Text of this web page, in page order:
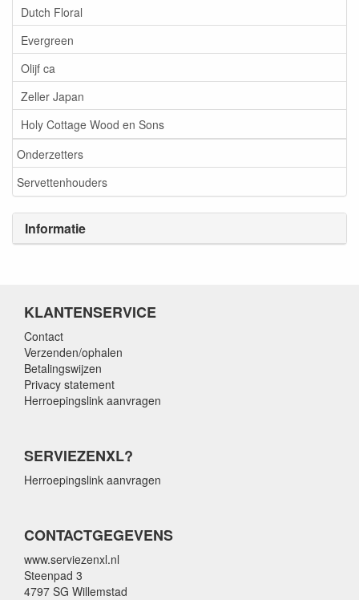
Dutch Floral
Evergreen
Olijf ca
Zeller Japan
Holy Cottage Wood en Sons
Onderzetters
Servettenhouders
Informatie
KLANTENSERVICE
Contact
Verzenden/ophalen
Betalingswijzen
Privacy statement
Herroepingslink aanvragen
SERVIEZENXL?
Herroepingslink aanvragen
CONTACTGEGEVENS
www.serviezenxl.nl
Steenpad 3
4797 SG Willemstad